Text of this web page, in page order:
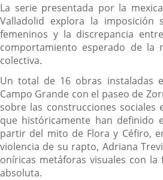
La serie presentada por la
Valladolid explora la imposición
femeninos y la discrepancia
comportamiento esperado de la
colectiva.
Un total de 16 obras instaladas
Campo Grande con el paseo de
sobre las construcciones
que históricamente han definido
partir del mito de Flora y Céfiro,
violencia de su rapto, Adriana
oníricas metáforas visuales con
absoluta.